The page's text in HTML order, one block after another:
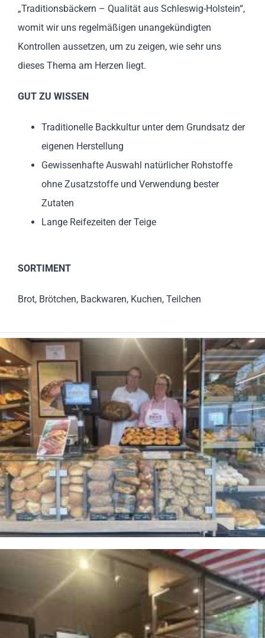
„Traditionsbäckern – Qualität aus Schleswig-Holstein“,
womit wir uns regelmäßigen unangekündigten
Kontrollen aussetzen, um zu zeigen, wie sehr uns
dieses Thema am Herzen liegt.
GUT ZU WISSEN
Traditionelle Backkultur unter dem Grundsatz der
eigenen Herstellung
Gewissenhafte Auswahl natürlicher Rohstoffe
ohne Zusatzstoffe und Verwendung bester
Zutaten
Lange Reifezeiten der Teige
SORTIMENT
Brot, Brötchen, Backwaren, Kuchen, Teilchen